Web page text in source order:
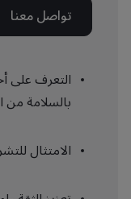
تواصل معنا
التعرف على
بالسلامة من
الامتثال